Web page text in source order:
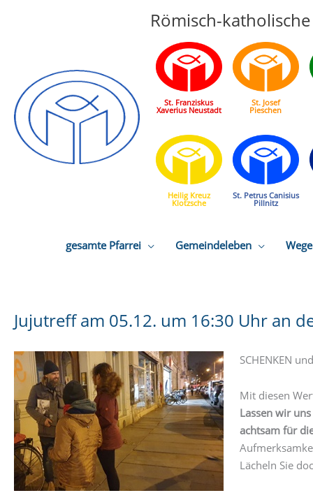
Römisch-
St. Franziskus
Xaverius Neustadt
St. Josef
Pieschen
Heilig Kreuz
Klotzsche
St. Petrus Canisius
Pillnitz
gesamte Pfarrei Gemeindeleben
Jujutreff am 05.12. um 16:30 Uhr an
SCHENKEN
Mit diesen
Lassen wir
achtsam für
Lächeln Sie